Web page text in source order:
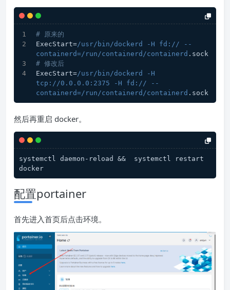
# 原来的
ExecStart=/usr/bin/dockerd -H fd:// --
containerd=/run/containerd/containerd .sock
# 修改后
ExecStart=/usr/bin/dockerd -H
tcp://0.0.0.0:2375 -H fd:// --
containerd=/run/containerd/containerd .sock
然后再重启 docker。
systemctl daemon-reload &&  systemctl restart
docker
配置portainer
首先进入首页后点击环境。